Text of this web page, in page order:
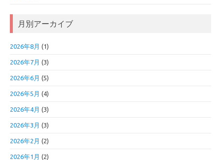
月別アーカイブ
2026年8月 (1)
2026年7月 (3)
2026年6月 (5)
2026年5月 (4)
2026年4月 (3)
2026年3月 (3)
2026年2月 (2)
2026年1月 (2)